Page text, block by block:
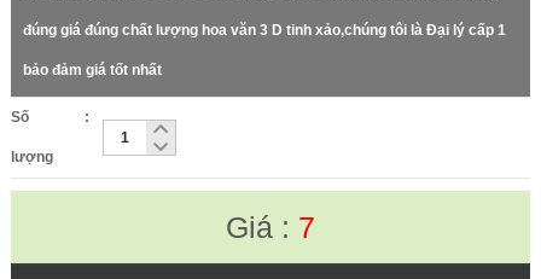
đúng giá đúng chất lượng hoa văn 3 D tinh xảo,chúng tôi là Đại lý cấp 1
bảo đảm giá tốt nhất
Số
lượng
:
Giá : 7